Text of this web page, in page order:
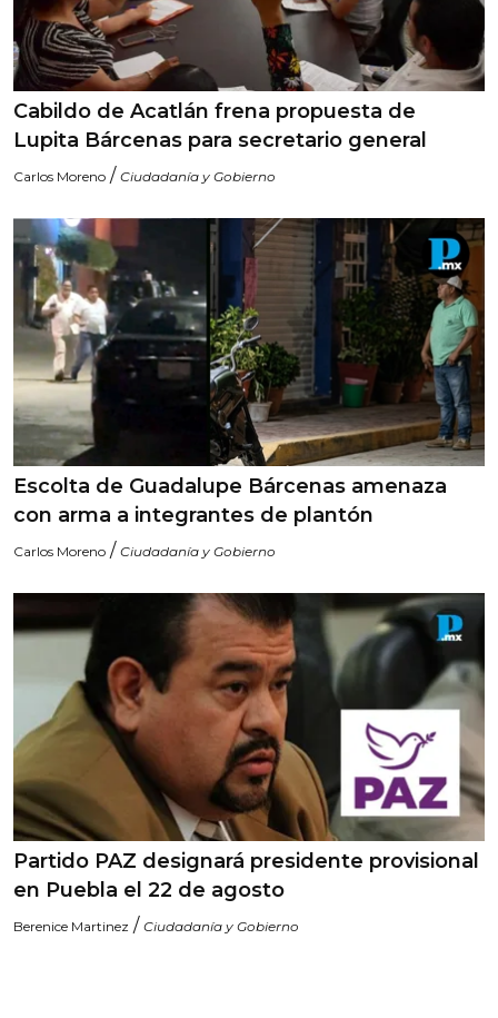
Cabildo de Acatlán frena propuesta de
Lupita Bárcenas para secretario general
Carlos Moreno / Ciudadanía y Gobierno
Escolta de Guadalupe Bárcenas amenaza
con arma a integrantes de plantón
Carlos Moreno / Ciudadanía y Gobierno
Partido PAZ designará presidente provisional
en Puebla el 22 de agosto
Berenice Martinez / Ciudadanía y Gobierno